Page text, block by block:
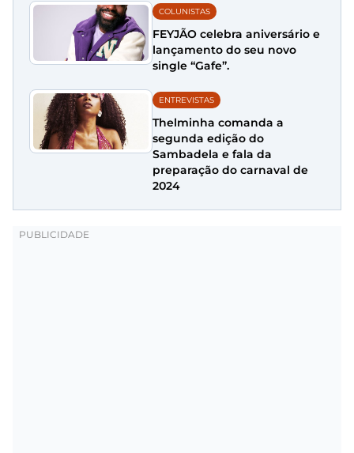
COLUNISTAS
FEYJÃO celebra aniversário e
lançamento do seu novo
single “Gafe”.
ENTREVISTAS
Thelminha comanda a
segunda edição do
Sambadela e fala da
preparação do carnaval de
2024